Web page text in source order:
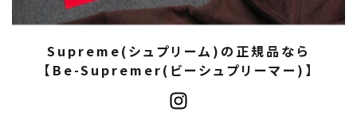
Supreme(シュプリーム)の正規品なら
【Be-Supremer(ビーシュプリーマー)】